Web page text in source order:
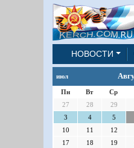
НОВОСТИ
июл
Пн Вт Ср
27
28 29
3
4 5
10
11 12
17
18 19